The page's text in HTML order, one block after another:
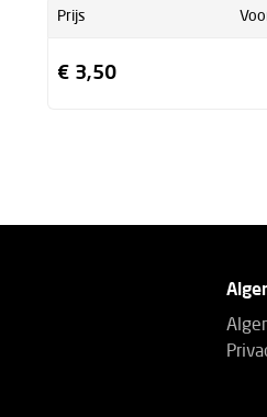
Prijs
€ 3,50